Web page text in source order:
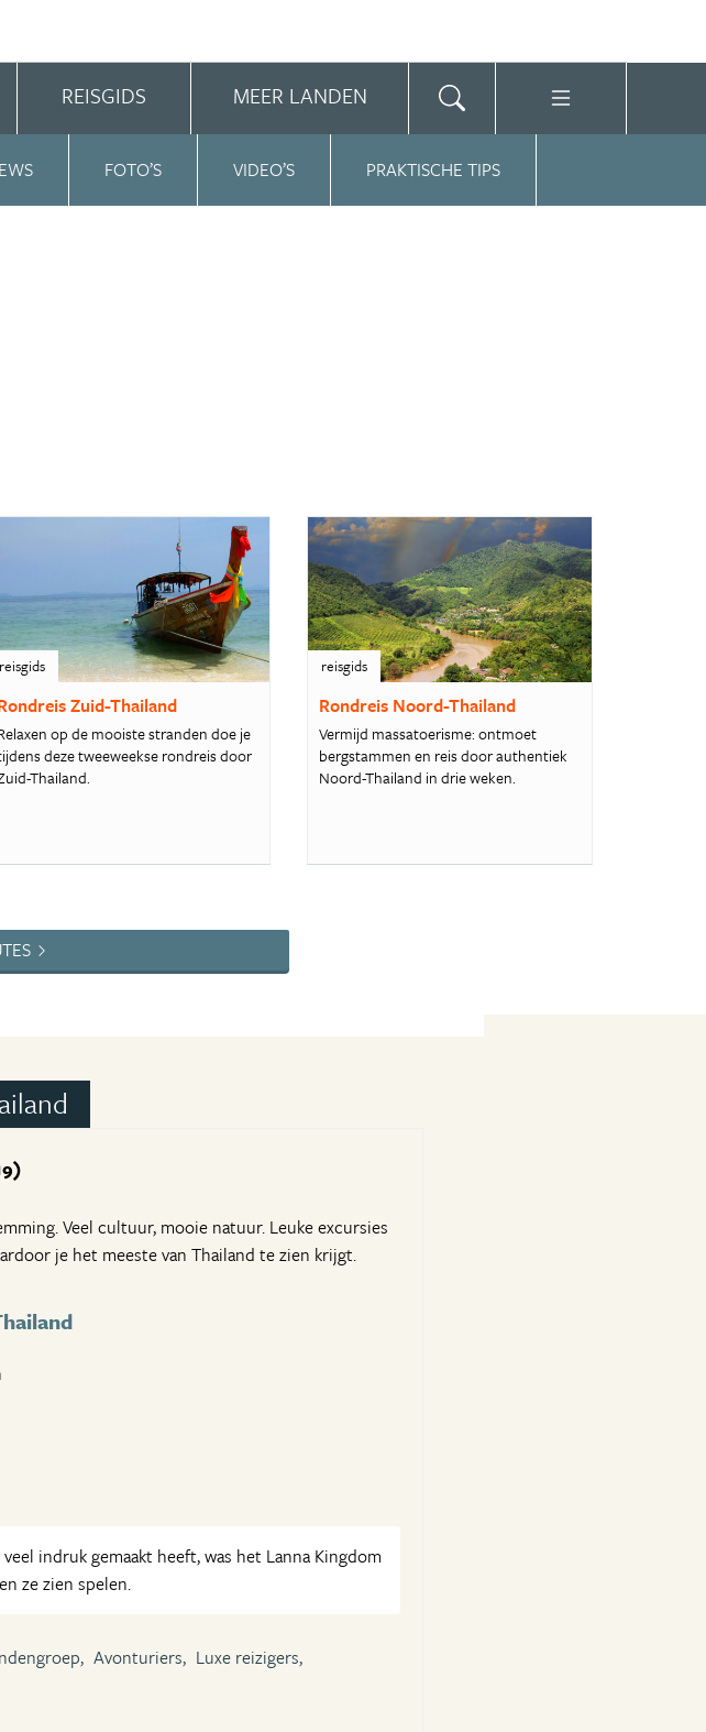
REISGIDS MEER LANDEN
FOTO’S VIDEO’S PRAKTISCHE TIPS
reisgids
Zuid-Thailand
op de mooiste stranden doe je
deze tweeweekse rondreis door
Thailand.
reisgids
Rondreis Noord-Thailand
Vermijd massatoerisme: ontmoet
bergstammen en reis door authentiek
Noord-Thailand in drie weken.
Veel cultuur, mooie natuur. Leuke excursies
je het meeste van Thailand te zien krijgt.
indruk gemaakt heeft, was het Lanna Kingdom
ze zien spelen.
Avonturiers, Luxe reizigers,